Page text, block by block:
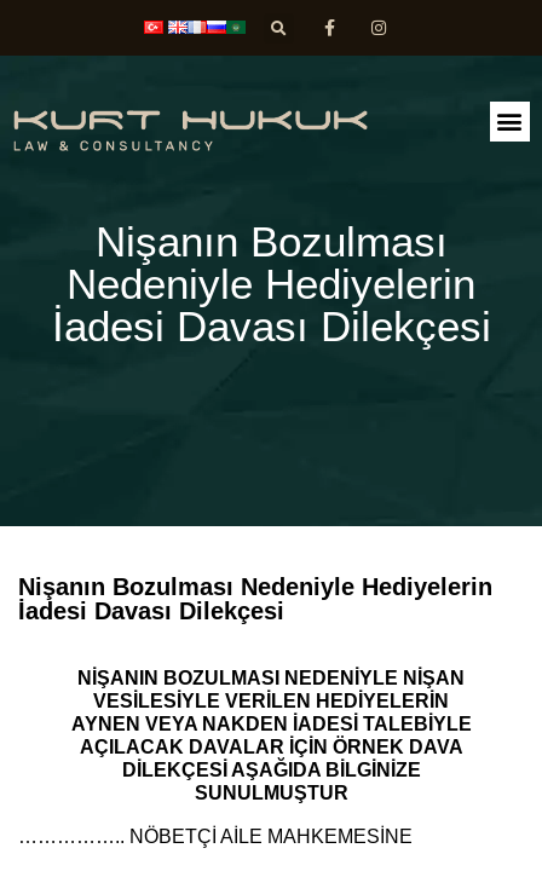
Nişanın Bozulması
Nedeniyle Hediyelerin
İadesi Davası Dilekçesi
Nişanın Bozulması Nedeniyle Hediyelerin
İadesi Davası Dilekçesi
NİŞANIN BOZULMASI NEDENİYLE NİŞAN
VESİLESİYLE VERİLEN HEDİYELERİN
AYNEN VEYA NAKDEN İADESİ TALEBİYLE
AÇILACAK DAVALAR İÇİN ÖRNEK DAVA
DİLEKÇESİ AŞAĞIDA BİLGİNİZE
SUNULMUŞTUR
…………….. NÖBETÇİ AİLE MAHKEMESİNE